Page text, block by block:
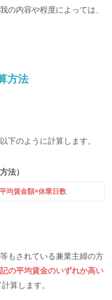
の内容や程度によっては、
方法
下のように計算します。
法）
均賃金額×休業日数
もされている兼業主婦の方
の平均賃金のいずれか高い
算します。